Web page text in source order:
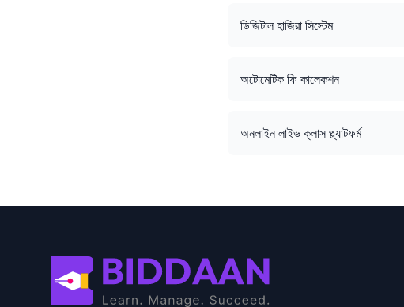
ডিজিটাল হাজিরা সিস্টেম
অটোমেটিক ফি কালেকশন
অনলাইন লাইভ ক্লাস প্ল্যাটফর্ম